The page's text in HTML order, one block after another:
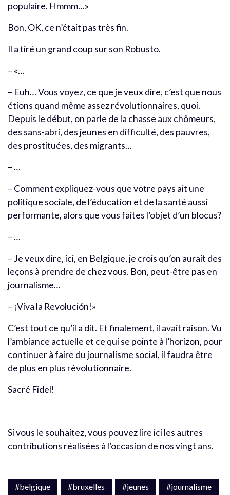
populaire. Hmmm…»
Bon, OK, ce n’était pas très fin.
Il a tiré un grand coup sur son Robusto.
– «…
– Euh… Vous voyez, ce que je veux dire, c’est que nous
étions quand même assez révolutionnaires, quoi.
Depuis le début, on parle de la chasse aux chômeurs,
des sans-abri, des jeunes en difficulté, des pauvres,
des prostituées, des migrants…
– …
– Comment expliquez-vous que votre pays ait une
politique sociale, de l’éducation et de la santé aussi
performante, alors que vous faites l’objet d’un blocus?
– …
– Je veux dire, ici, en Belgique, je crois qu’on aurait des
leçons à prendre de chez vous. Bon, peut-être pas en
journalisme…
– ¡Viva la Revolución!»
C’est tout ce qu’il a dit. Et finalement, il avait raison. Vu
l’ambiance actuelle et ce qui se pointe à l’horizon, pour
continuer à faire du journalisme social, il faudra être
de plus en plus révolutionnaire.
Sacré Fidel!
Si vous le souhaitez,vous pouvez lire ici les autres
contributions réalisées à l’occasion de nos vingt ans.
#belgique #bruxelles #jeunes #journalisme